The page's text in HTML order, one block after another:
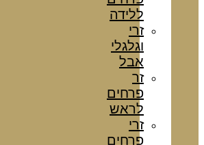
ללידה
זרי
וגלגלי
אבל
זר
פרחים
לראש
זרי
פרחים